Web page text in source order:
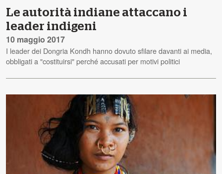
Le autorità indiane attaccano i
leader indigeni
10 maggio 2017
I leader dei Dongria Kondh hanno dovuto sfilare davanti ai media,
obbligati a "costituirsi" perché accusati per motivi politici